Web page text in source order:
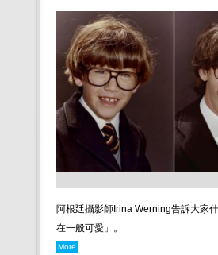
阿根廷攝影師Irina Werning告訴大家
在一般可愛」。
More